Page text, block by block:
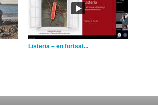
Listeria – en fortsat...